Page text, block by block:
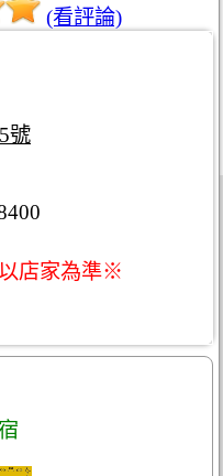
(看評論)
號
店家為準※